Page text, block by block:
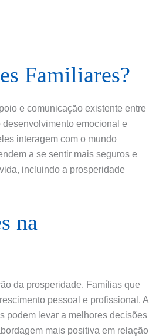
Familiares?
e comunicação existente entre
emocional e
interagem com o mundo
a se sentir mais seguros e
incluindo a prosperidade
na
da prosperidade. Famílias que
pessoal e profissional. A
podem levar a melhores decisões
mais positiva em relação